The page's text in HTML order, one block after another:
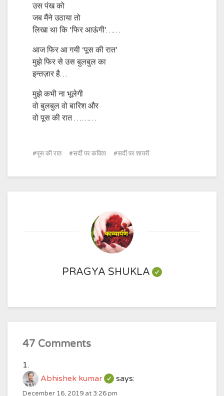
उस पंख को
जब मैंने उठाया तो
लिखा था कि ‘फिर आऊंगी’……
आज फिर आ गयी ‘पूस की रात’
मुझे फिर से उस बुलबुल का
इन्तज़ार है…
मुझे कभी ना भूलेगी
वो बुलबुल वो बारिश और
वो पूस की रात ………
पूस की रात सर्दी पर कविता सर्दी पर शायरी
PRAGYA SHUKLA
47 Comments
Abhishek kumar says:
December 16, 2019 at 3:26 pm